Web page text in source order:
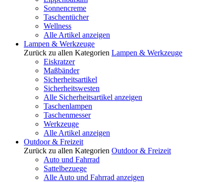
Sonnencreme
Taschentücher
Wellness
Alle Artikel anzeigen
Lampen & Werkzeuge
Zurück zu allen Kategorien Lampen & Werkzeuge
Eiskratzer
Maßbänder
Sicherheitsartikel
Sicherheitswesten
Alle Sicherheitsartikel anzeigen
Taschenlampen
Taschenmesser
Werkzeuge
Alle Artikel anzeigen
Outdoor & Freizeit
Zurück zu allen Kategorien Outdoor & Freizeit
Auto und Fahrrad
Sattelbezuege
Alle Auto und Fahrrad anzeigen